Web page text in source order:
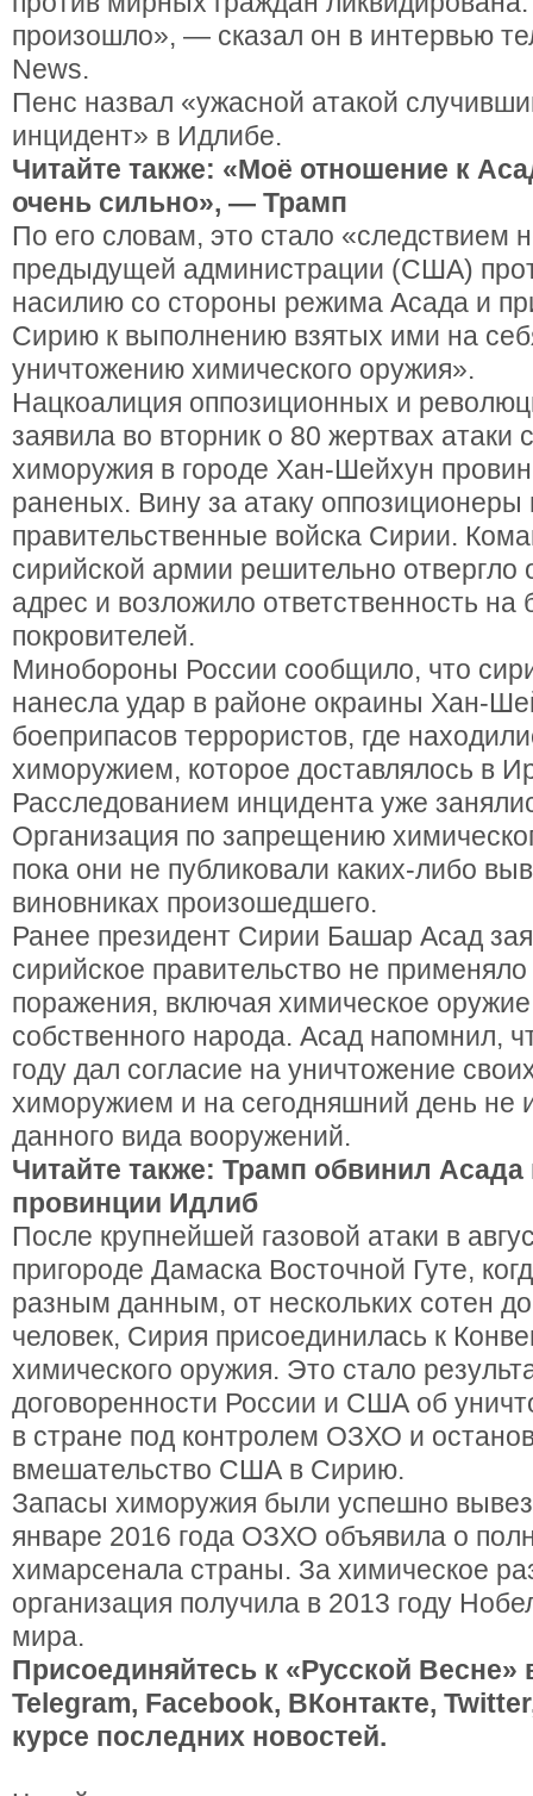
произошло», — сказал он в интервью
News.
Пенс назвал «ужасной атакой
инцидент» в Идлибе.
Читайте также: «Моё отношение к
очень сильно», — Трамп
По его словам, это стало «следствием
предыдущей администрации (США)
насилию со стороны режима Асада и
Сирию к выполнению взятых ими на
уничтожению химического оружия».
Нацкоалиция оппозиционных и
заявила во вторник о 80 жертвах атаки
химоружия в городе Хан-Шейхун
раненых. Вину за атаку оппозиционеры
правительственные войска Сирии.
сирийской армии решительно отвергло
адрес и возложило ответственность на
покровителей.
Минобороны России сообщило, что
нанесла удар в районе окраины Хан-
боеприпасов террористов, где
химоружием, которое доставлялось в
Расследованием инцидента уже
Организация по запрещению
пока они не публиковали каких-либо
виновниках произошедшего.
Ранее президент Сирии Башар Асад
сирийское правительство не
поражения, включая химическое
собственного народа. Асад напомнил,
году дал согласие на уничтожение
химоружием и на сегодняшний день не
данного вида вооружений.
Читайте также: Трамп обвинил Асада
провинции Идлиб
После крупнейшей газовой атаки в
пригороде Дамаска Восточной Гуте,
разным данным, от нескольких сотен
человек, Сирия присоединилась к
химического оружия. Это стало
договоренности России и США об
в стране под контролем ОЗХО и
вмешательство США в Сирию.
Запасы химоружия были успешно
январе 2016 года ОЗХО объявила о
химарсенала страны. За химическое
организация получила в 2013 году
мира.
Присоединяйтесь к «Русской Весне»
Telegram, Facebook, ВКонтакте,
курсе последних новостей.